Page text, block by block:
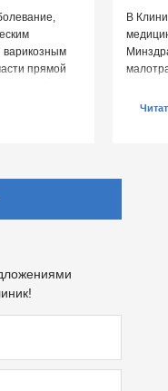
варикозным
прямой
В